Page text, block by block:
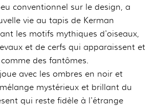
conventionnel sur le design, a
vie au tapis de Kerman
les motifs mythiques d'oiseaux,
et de cerfs qui apparaissent et
des fantômes.
avec les ombres en noir et
mystérieux et brillant du
qui reste fidèle à l'étrange